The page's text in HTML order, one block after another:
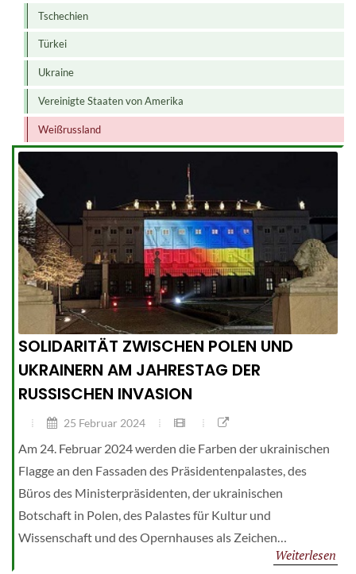
Tschechien
Türkei
Ukraine
Vereinigte Staaten von Amerika
Weißrussland
SOLIDARITÄT ZWISCHEN POLEN UND
UKRAINERN AM JAHRESTAG DER
RUSSISCHEN INVASION
25 Februar 2024
Am 24. Februar 2024 werden die Farben der ukrainischen
Flagge an den Fassaden des Präsidentenpalastes, des
Büros des Ministerpräsidenten, der ukrainischen
Botschaft in Polen, des Palastes für Kultur und
Wissenschaft und des Opernhauses als Zeichen…
Weiterlesen